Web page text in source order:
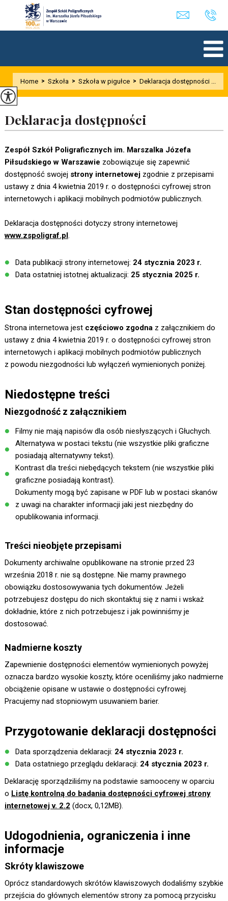
Home > Szkoła > Szkoła w pigułce > Deklaracja dostępności ...
Deklaracja dostępności
Zespół Szkół Poligraficznych im. Marszalka Józefa
Piłsudskiego w Warszawie zobowiązuje się zapewnić
dostępność swojej strony internetowejzgodnie z przepisami
ustawy z dnia 4 kwietnia 2019 r. o dostępności cyfrowej stron
internetowych i aplikacji mobilnych podmiotów publicznych.
Deklaracja dostępności dotyczy strony internetowej
www.zspoligraf.pl.
Data publikacji strony internetowej: 24 stycznia 2023 r.
Data ostatniej istotnej aktualizacji: 25 stycznia 2025 r.
Stan dostępności cyfrowej
Strona internetowa jest częściowo zgodnaz załącznikiem do
ustawy z dnia 4 kwietnia 2019 r. o dostępności cyfrowej stron
internetowych i aplikacji mobilnych podmiotów publicznych
z powodu niezgodności lub wyłączeń wymienionych poniżej.
Niedostępne treści
Niezgodność z załącznikiem
Filmy nie mają napisów dla osób niesłyszących i Głuchych.
Alternatywa w postaci tekstu (nie wszystkie pliki graficzne
posiadają alternatywny tekst).
Kontrast dla treści niebędących tekstem (nie wszystkie pliki
graficzne posiadają kontrast).
Dokumenty mogą być zapisane w PDF lub w postaci skanów
z uwagi na charakter informacji jaki jest niezbędny do
opublikowania informacji.
Treści nieobjęte przepisami
Dokumenty archiwalne opublikowane na stronie przed 23
września 2018 r. nie są dostępne. Nie mamy prawnego
obowiązku dostosowywania tych dokumentów. Jeżeli
potrzebujesz dostępu do nich skontaktuj się z nami i wskaż
dokładnie, które z nich potrzebujesz i jak powinniśmy je
dostosować.
Nadmierne koszty
Zapewnienie dostępności elementów wymienionych powyżej
oznacza bardzo wysokie koszty, które oceniliśmy jako nadmierne
obciążenie opisane w ustawie o dostępności cyfrowej.
Pracujemy nad stopniowym usuwaniem barier.
Przygotowanie deklaracji dostępności
Data sporządzenia deklaracji: 24 stycznia 2023 r.
Data ostatniego przeglądu deklaracji: 24 stycznia 2023 r.
Deklarację sporządziliśmy na podstawie samooceny w oparciu
o Listę kontrolną do badania dostępności cyfrowej strony
internetowej v. 2.2 (docx, 0,12MB).
Udogodnienia, ograniczenia i inne
informacje
Skróty klawiszowe
Oprócz standardowych skrótów klawiszowych dodaliśmy szybkie
przejścia do głównych elementów strony za pomocą przycisku